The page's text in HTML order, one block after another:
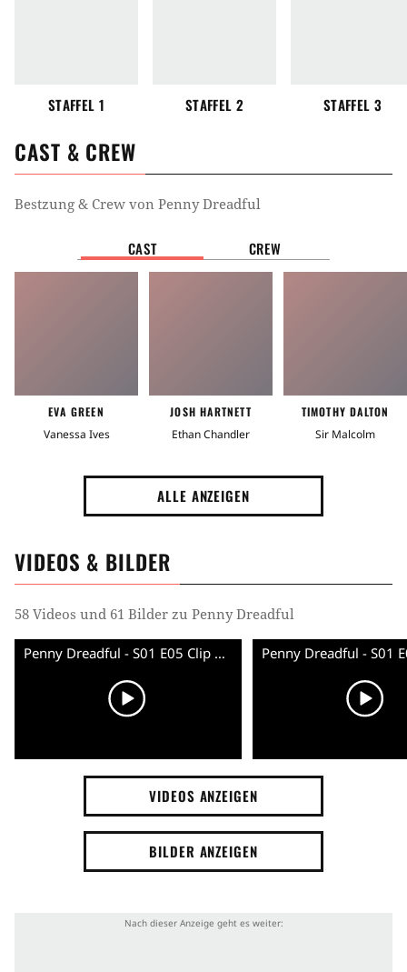
STAFFEL 1 STAFFEL 2 STAFFEL 3
CAST & CREW
Bestzung & Crew von Penny Dreadful
CAST CREW
EVA GREEN
Vanessa Ives
JOSH HARTNETT
Ethan Chandler
TIMOTHY DALTON
Sir Malcolm
ALLE ANZEIGEN
VIDEOS & BILDER
58 Videos und 61 Bilder zu Penny Dreadful
Penny Dreadful - S01 E05 Clip 2 (English) HD
VIDEOS ANZEIGEN
BILDER ANZEIGEN